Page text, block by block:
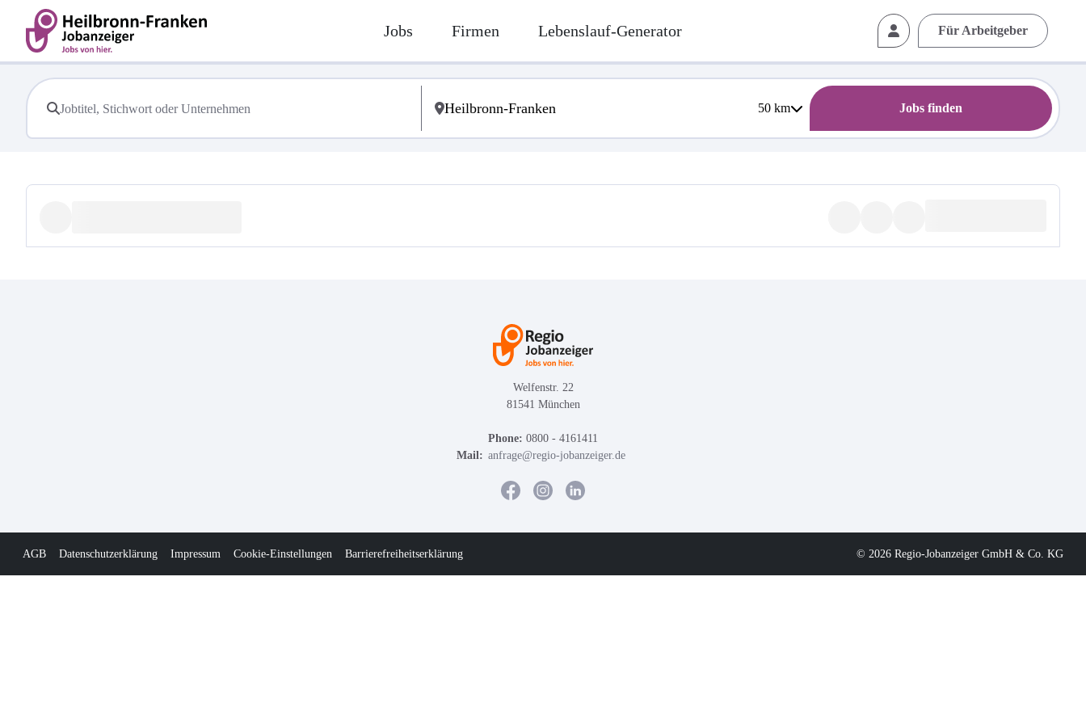
Jobs Firmen Lebenslauf-Generator Für Arbeitgeber
50km Jobs finden
Welfenstr. 22
81541 München
Phone: 0800 - 4161411
Mail: anfrage@regio-jobanzeiger.de
AGB Datenschutzerklärung Impressum Cookie-Einstellungen Barrierefreiheitserklärung © 2026 Regio-Jobanzeiger GmbH & Co. KG